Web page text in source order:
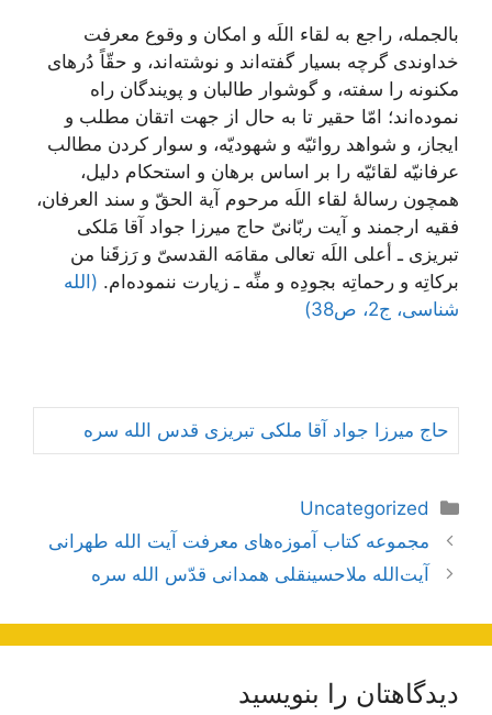
بالجمله، راجع به لقاء اللَه و امكان و وقوع معرفت
خداوندى گرچه بسيار گفته‌‏اند و نوشته‌‏اند، و حقّاً دُرهاى
مكنونه را سفته، و گوشوار طالبان و پويندگان راه
نموده‌‏اند؛ امّا حقير تا به حال از جهت اتقان مطلب و
ايجاز، و شواهد روائيّه و شهوديّه، و سوار كردن مطالب
عرفانيّه لقائيّه را بر اساس برهان و استحكام دليل،
همچون رسالۀ لقاء اللَه مرحوم آية الحقّ و سند العرفان،
فقيه ارجمند و آيت ربّانىّ حاج ميرزا جواد آقا مَلكى
تبريزى ـ أعلى اللَه تعالى مقامَه القدسىّ و رَزقَنا من
بركاتِه و رحماتِه بجودِه و منِّه ـ زيارت ننموده‏‌ام. (الله
شناسی، ج2، ص38)
حاج ميرزا جواد آقا ملكى تبريزى قدس الله سره
دسته‌ها
Uncategorized
ناوبری
نوشته‌ها
مجموعه کتاب آموزه‌های معرفت آیت الله طهرانی
آیت‌الله ملاحسینقلی همدانی قدّس الله سره
دیدگاهتان را بنویسید